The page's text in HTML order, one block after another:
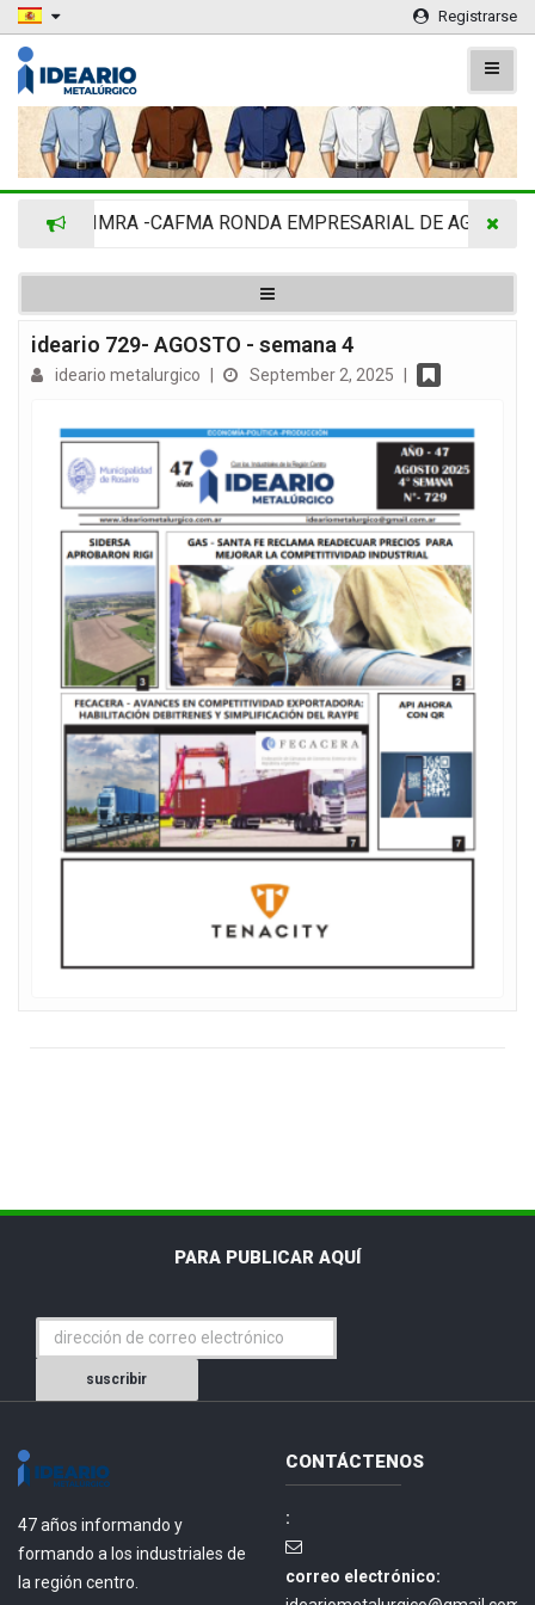
Registrarse
ADIMRA -CAFMA RONDA EMPRESARIAL DE AGRINOVA
ideario 729- AGOSTO - semana 4
ideario metalurgico September 2, 2025
PARA PUBLICAR AQUÍ
suscribir
47 años informando y
formando a los industriales de
la región centro.
CONTÁCTENOS
:
correo electrónico: